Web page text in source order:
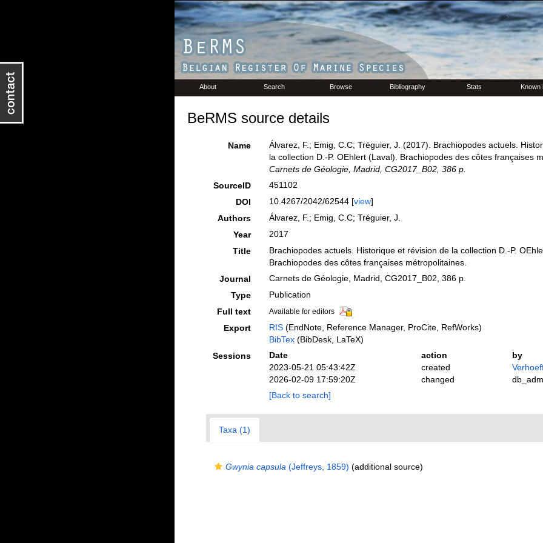
About Search Browse Bibliography Stats Known
BeRMS source details
Name
Álvarez, F.; Emig, C.C; Tréguier, J. (2017). Brachiopodes actuels.
la collection D.-­P. OEhlert (Laval). Brachiopodes des côtes françaises
Carnets de Géologie, Madrid, CG2017_B02, 386 p.
SourceID
451102
DOI
10.4267/2042/62544 [view]
Authors
Álvarez, F.; Emig, C.C; Tréguier, J.
Year
2017
Title
Brachiopodes actuels. Historique et révision de la collection D.-­P.
Brachiopodes des côtes françaises métropolitaines.
Journal
Carnets de Géologie, Madrid, CG2017_B02, 386 p.
Type
Publication
Full text
Available for editors
Export RIS(EndNote, Reference Manager, ProCite, RefWorks)
BibTex(BibDesk, LaTeX)
Sessions
Date action
by
2023-05-21 05:43:42Z
created
2026-02-09 17:59:20Z
changed
[Back to search]
Taxa (1)
Gwynia capsula (Jeffreys, 1859) (additional source)